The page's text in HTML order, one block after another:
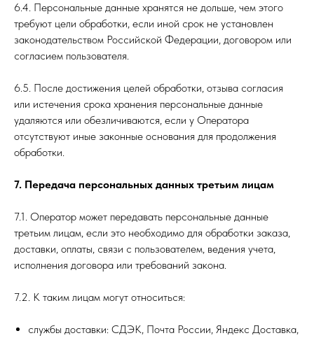
6.4. Персональные данные хранятся не дольше, чем этого
требуют цели обработки, если иной срок не установлен
законодательством Российской Федерации, договором или
согласием пользователя.
6.5. После достижения целей обработки, отзыва согласия
или истечения срока хранения персональные данные
удаляются или обезличиваются, если у Оператора
отсутствуют иные законные основания для продолжения
обработки.
7. Передача персональных данных третьим лицам
7.1. Оператор может передавать персональные данные
третьим лицам, если это необходимо для обработки заказа,
доставки, оплаты, связи с пользователем, ведения учета,
исполнения договора или требований закона.
7.2. К таким лицам могут относиться:
службы доставки: СДЭК, Почта России, Яндекс Доставка,